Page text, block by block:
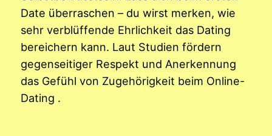
Date überraschen – du wirst merken, wie
sehr verblüffende Ehrlichkeit das Dating
bereichern kann. Laut Studien fördern
gegenseitiger Respekt und Anerkennung
das Gefühl von Zugehörigkeit beim Online-
Dating .